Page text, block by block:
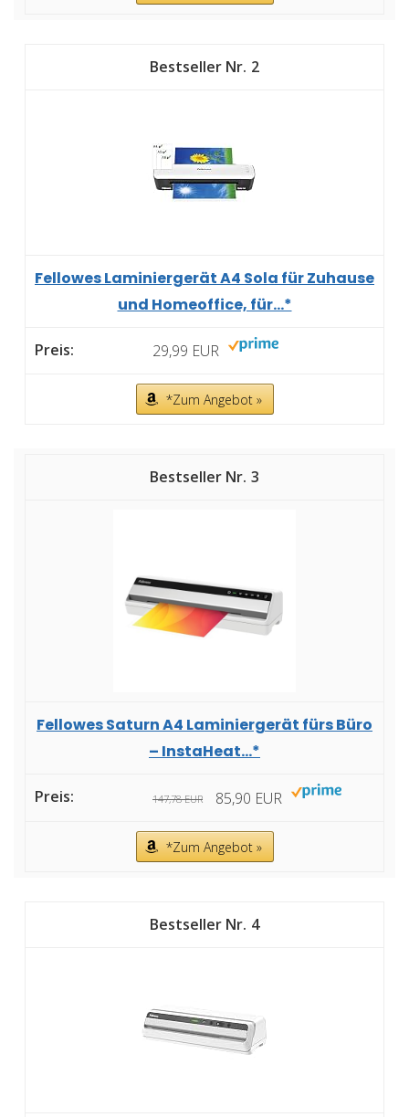
2
Fellowes Laminiergerät A4 Sola für Zuhause
und Homeoffice, für...*
29,99 EUR
*Zum Angebot »
3
Fellowes Saturn A4 Laminiergerät fürs Büro
– InstaHeat...*
147,78 EUR 85,90 EUR
*Zum Angebot »
4